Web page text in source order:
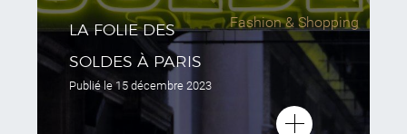
LA FOLIE DES
SOLDES À PARIS
Fashion & Shopping
Publié le15 décembre 2023